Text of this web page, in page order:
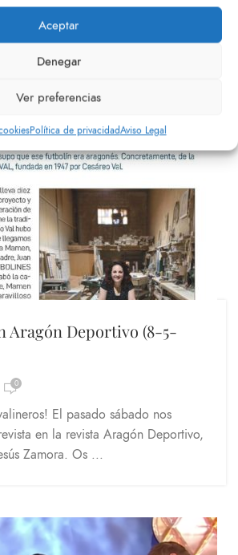
Aceptar
Denegar
Ver preferencias
Política de privacidadAviso Legal
el Heraldo de Aragón. Puedes leer
Aragón Deportivo (8-5-
0
El pasado sábado nos
en la revista Aragón Deportivo,
Zamora. Os ...